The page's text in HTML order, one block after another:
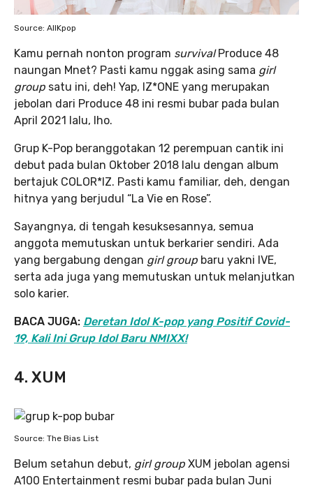
Source: AllKpop
Kamu pernah nonton program survivalProduce 48
naungan Mnet? Pasti kamu nggak asing sama girl
group satu ini, deh! Yap, IZ*ONE yang merupakan
jebolan dari Produce 48 ini resmi bubar pada bulan
April 2021 lalu, lho.
Grup K-Pop beranggotakan 12 perempuan cantik ini
debut pada bulan Oktober 2018 lalu dengan album
bertajuk COLOR*IZ. Pasti kamu familiar, deh, dengan
hitnya yang berjudul “La Vie en Rose”.
Sayangnya, di tengah kesuksesannya, semua
anggota memutuskan untuk berkarier sendiri. Ada
yang bergabung dengan girl group baru yakni IVE,
serta ada juga yang memutuskan untuk melanjutkan
solo karier.
BACA JUGA: Deretan Idol K-pop yang Positif Covid-
19, Kali Ini Grup Idol Baru NMIXX!
4. XUM
Source: The Bias List
Belum setahun debut, girl group XUM jebolan agensi
A100 Entertainment resmi bubar pada bulan Juni